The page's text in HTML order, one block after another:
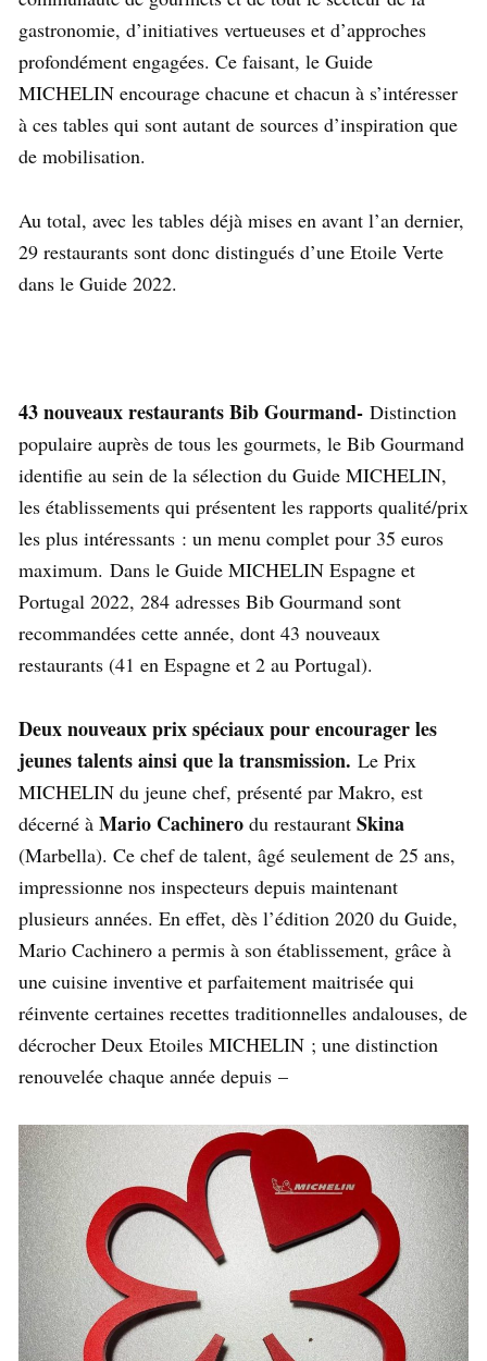
gastronomie, d’initiatives vertueuses et d’approches
profondément engagées. Ce faisant, le Guide
MICHELIN encourage chacune et chacun à s’intéresser
à ces tables qui sont autant de sources d’inspiration que
de mobilisation.
Au total, avec les tables déjà mises en avant l’an dernier,
29 restaurants sont donc distingués d’une Etoile Verte
dans le Guide 2022.
43 nouveaux restaurants Bib Gourmand- Distinction
populaire auprès de tous les gourmets, le Bib Gourmand
identifie au sein de la sélection du Guide MICHELIN,
les établissements qui présentent les rapports qualité/prix
les plus intéressants : un menu complet pour 35 euros
maximum. Dans le Guide MICHELIN Espagne et
Portugal 2022, 284 adresses Bib Gourmand sont
recommandées cette année, dont 43 nouveaux
restaurants (41 en Espagne et 2 au Portugal).
Deux nouveaux prix spéciaux pour encourager les
jeunes talents ainsi que la transmission. Le Prix
MICHELIN du jeune chef, présenté par Makro, est
décerné à Mario Cachinero du restaurant Skina
(Marbella). Ce chef de talent, âgé seulement de 25 ans,
impressionne nos inspecteurs depuis maintenant
plusieurs années. En effet, dès l’édition 2020 du Guide,
Mario Cachinero a permis à son établissement, grâce à
une cuisine inventive et parfaitement maitrisée qui
réinvente certaines recettes traditionnelles andalouses, de
décrocher Deux Etoiles MICHELIN ; une distinction
renouvelée chaque année depuis –